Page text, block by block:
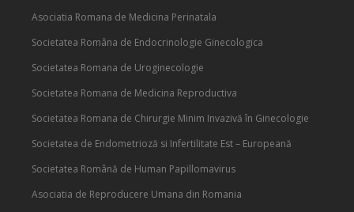
Asociatia Romana de Medicina Perinatala
Societatea Româna de Endocrinologie Ginecologica
Societatea Romana de Uroginecologie
Societatea Romana de Medicina Reproductiva
Societatea Romana de Chirurgie Minim Invazivă în Ginecologie
Societatea de Endometrioză si Infertilitate Est – Europeană
Societatea Română de Human Papillomavirus
Asociatia de Reproducere Umana din Romania